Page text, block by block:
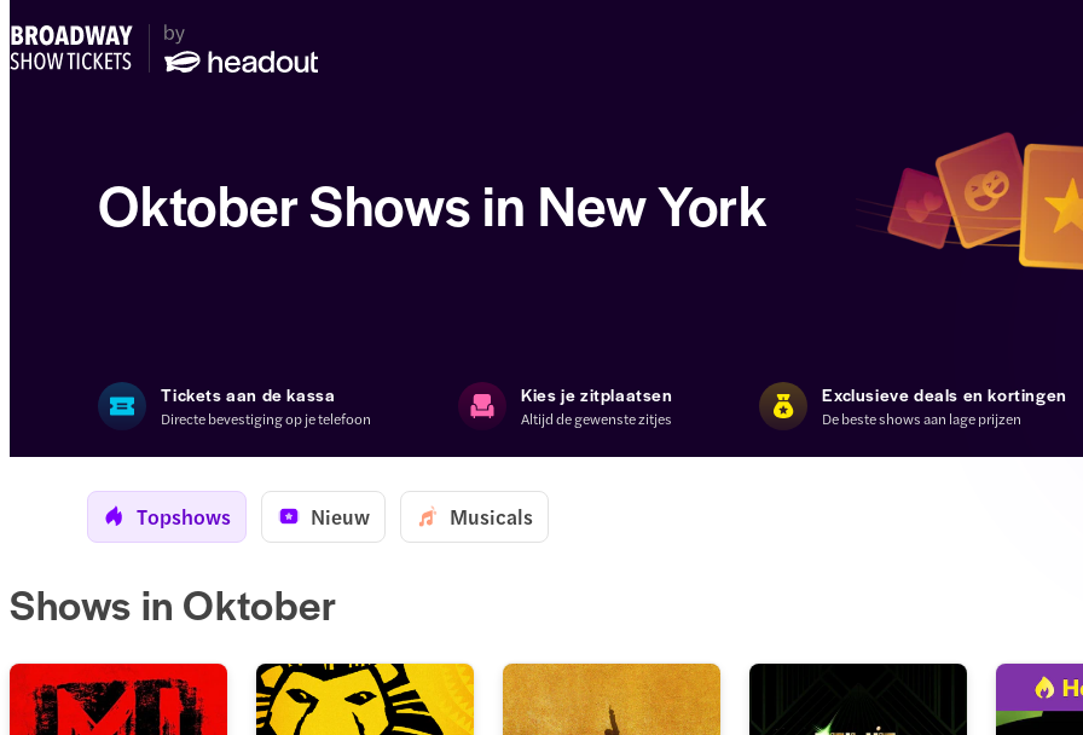
Oktober Shows in New York
Tickets aan de kassa
Directe bevestiging op je telefoon
Kies je zitplaatsen
Altijd de gewenste zitjes
Exclusieve deals en kortingen
De beste shows aan lage prijzen
Topshows Nieuw Musicals
Shows in Oktober